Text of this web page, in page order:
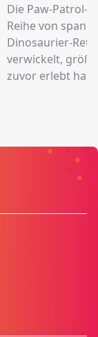
Die Paw-Patrol-
Reihe von
Dinosaurier-
verwickelt,
zuvor erlebt